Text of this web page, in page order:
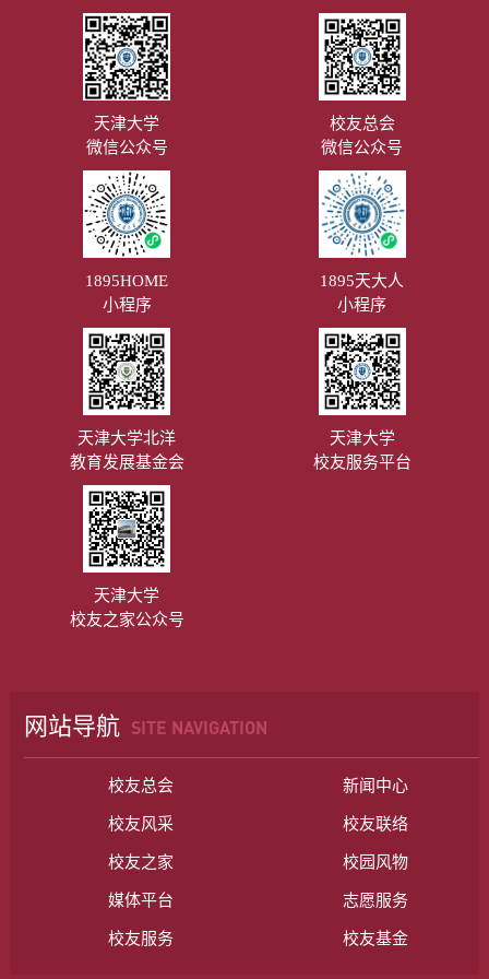
天津大学
微信公众号
校友总会
微信公众号
1895HOME
小程序
1895天大人
小程序
天津大学北洋
教育发展基金会
天津大学
校友服务平台
天津大学
校友之家公众号
网站导航 SITE NAVIGATION
校友总会 新闻中心
校友风采 校友联络
校友之家 校园风物
媒体平台 志愿服务
校友服务 校友基金